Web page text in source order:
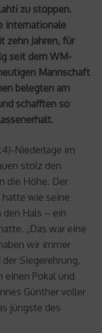
zu stoppen.
internationale
zehn Jahren, für
seit dem WM-
Mannschaft
belegten am
schafften so
Niederlage im
stolz den
die Höhe. Der
wie seine
Hals – ein
„Das war eine
wir immer
Siegerehrung,
einen Pokal und
Günther voller
jüngste des